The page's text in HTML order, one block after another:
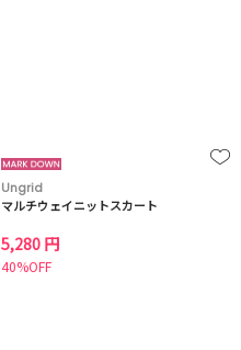
Ungrid
マルチウェイニットスカート
5,280 円
40%OFF